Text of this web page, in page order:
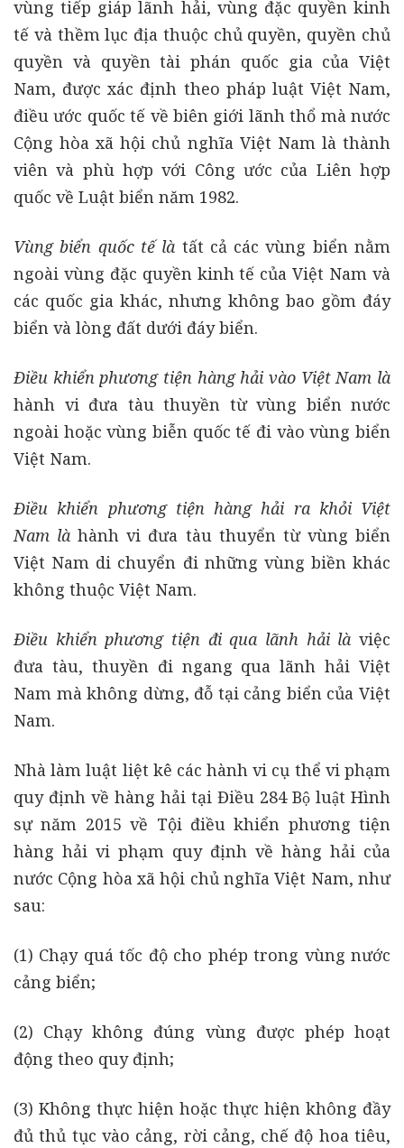
vùng tiếp giáp lãnh hải, vùng đặc quyền kinh
tế và thềm lục địa thuộc chủ quyền, quyền chủ
quyền và quyền tài phán quốc gia của Việt
Nam, được xác định theo pháp luật Việt Nam,
điều ước quốc tế về biên giới lãnh thổ mà nước
Cộng hòa xã hội chủ nghĩa Việt Nam là thành
viên và phù hợp với Công ước của Liên hợp
quốc về Luật biển năm 1982.
Vùng biển quốc tế là tất cả các vùng biển nằm
ngoài vùng đặc quyền kinh tế của Việt Nam và
các quốc gia khác, nhưng không bao gồm đáy
biển và lòng đất dưới đáy biển.
Điều khiển phương tiện hàng hải vào Việt Nam là
hành vi đưa tàu thuyền từ vùng biển nước
ngoài hoặc vùng biễn quốc tế đi vào vùng biển
Việt Nam.
Điều khiển phương tiện hàng hải ra khỏi Việt
Nam làhành vi đưa tàu thuyển từ vùng biển
Việt Nam di chuyển đi những vùng biền khác
không thuộc Việt Nam.
Điều khiển phương tiện đi qua lãnh hải là việc
đưa tàu, thuyền đi ngang qua lãnh hải Việt
Nam mà không dừng, đỗ tại cảng biển của Việt
Nam.
Nhà làm luật liệt kê các hành vi cụ thể vi phạm
quy định về hàng hải tại Điều 284 Bộ luật Hình
sự năm 2015 về Tội điều khiển phương tiện
hàng hải vi phạm quy định về hàng hải của
nước Cộng hòa xã hội chủ nghĩa Việt Nam, như
sau:
(1) Chạy quá tốc độ cho phép trong vùng nước
cảng biển;
(2) Chạy không đúng vùng được phép hoạt
động theo quy định;
(3) Không thực hiện hoặc thực hiện không đầy
đủ thủ tục vào cảng, rời cảng, chế độ hoa tiêu,